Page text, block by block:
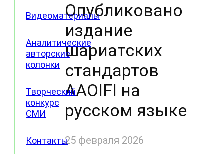
Видеоматериалы
Аналитические
авторские
колонки
Творческий
конкурс
СМИ
Контакты
Опубликовано
издание
шариатских
стандартов
AAOIFI на
русском языке
25 февраля 2026